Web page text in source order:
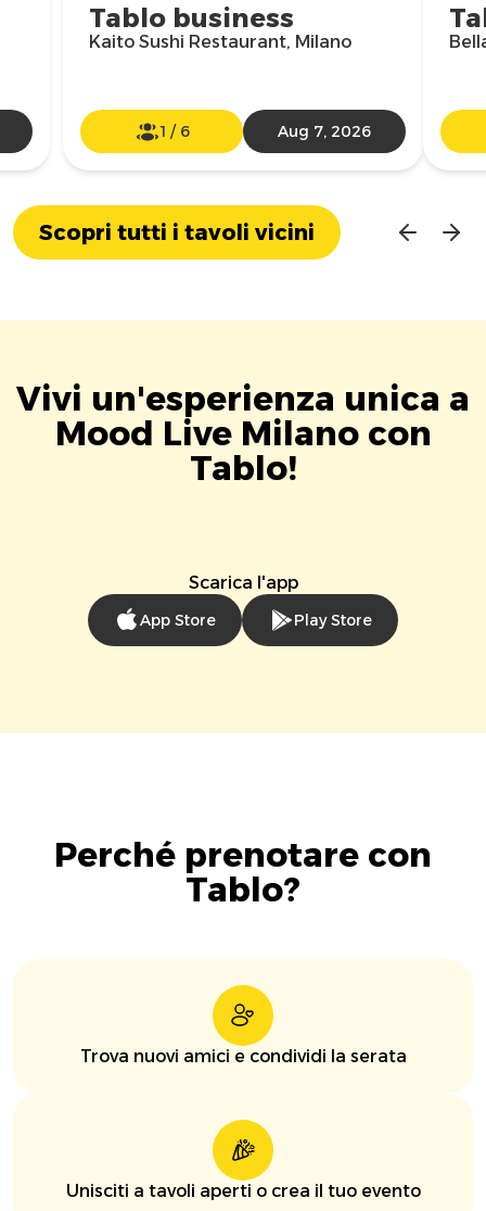
Tablo business
Kaito Sushi Restaurant, Milano
1 / 6 Aug 7, 2026
Scopri tutti i tavoli vicini
Vivi un'esperienza unica a
Mood Live Milano con
Tablo!
Scarica l'app
App Store Play Store
Perché prenotare con
Tablo?
Trova nuovi amici e condividi la serata
Unisciti a tavoli aperti o crea il tuo evento